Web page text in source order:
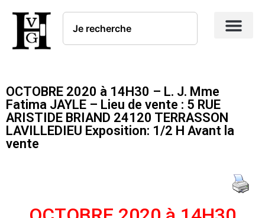
OCTOBRE 2020 à 14H30 – L. J. Mme
Fatima JAYLE – Lieu de vente : 5 RUE
ARISTIDE BRIAND 24120 TERRASSON
LAVILLEDIEU Exposition: 1/2 H Avant la
vente